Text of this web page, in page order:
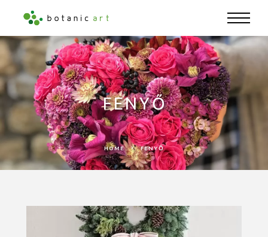
FENYŐ
HOME FENYŐ